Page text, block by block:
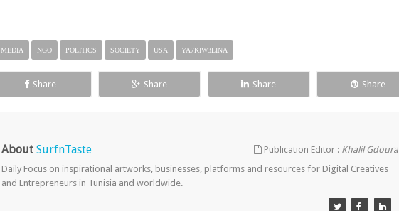
MEDIA NGO POLITICS SOCIETY USA YA7KIW3LINA
Share Share Share Share
About SurfnTaste Publication Editor : Khalil Gdoura
Daily Focus on inspirational artworks, businesses, platforms and resources for Digital Creatives
and Entrepreneurs in Tunisia and worldwide.